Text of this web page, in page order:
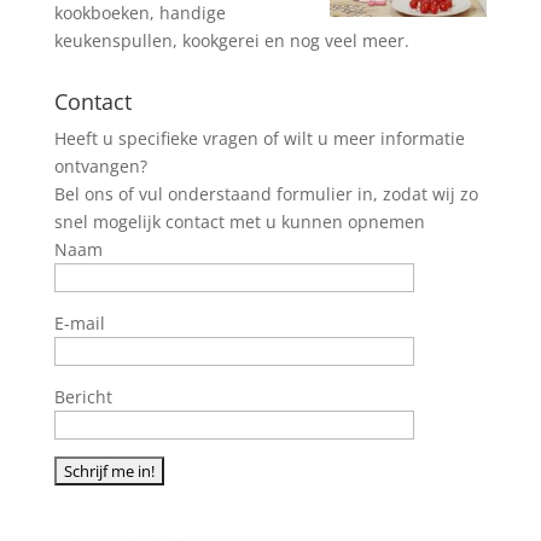
kookboeken, handige
keukenspullen, kookgerei en nog veel meer.
Contact
Heeft u specifieke vragen of wilt u meer informatie
ontvangen?
Bel ons of vul onderstaand formulier in, zodat wij zo
snel mogelijk contact met u kunnen opnemen
Naam
E-mail
Bericht